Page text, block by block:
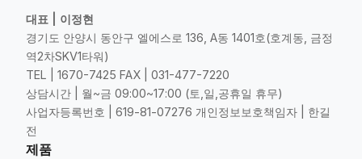
대표 | 이정현
경기도 안양시 동안구 엘에스로 136, A동 1401호(호계동, 금정
역2차SKV1타워)
TEL | 1670-7425 FAX | 031-477-7220
상담시간 | 월~금 09:00~17:00 (토,일,공휴일 휴무)
사업자등록번호 | 619-81-07276 개인정보보호책임자 | 한길
전
제품